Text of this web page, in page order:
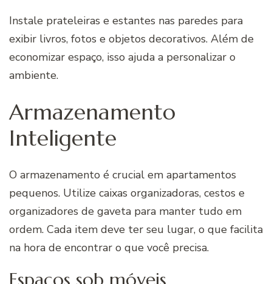
Instale prateleiras e estantes nas paredes para
exibir livros, fotos e objetos decorativos. Além de
economizar espaço, isso ajuda a personalizar o
ambiente.
Armazenamento
Inteligente
O armazenamento é crucial em apartamentos
pequenos. Utilize caixas organizadoras, cestos e
organizadores de gaveta para manter tudo em
ordem. Cada item deve ter seu lugar, o que facilita
na hora de encontrar o que você precisa.
Espaços sob móveis